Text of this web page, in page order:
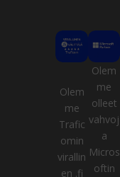
Olem
me
Trafic
omin
virallin
en .fi
Olem
me
olleet
vahvoj
a
Micros
oftin
Kysy meiltä
VERKOSSA